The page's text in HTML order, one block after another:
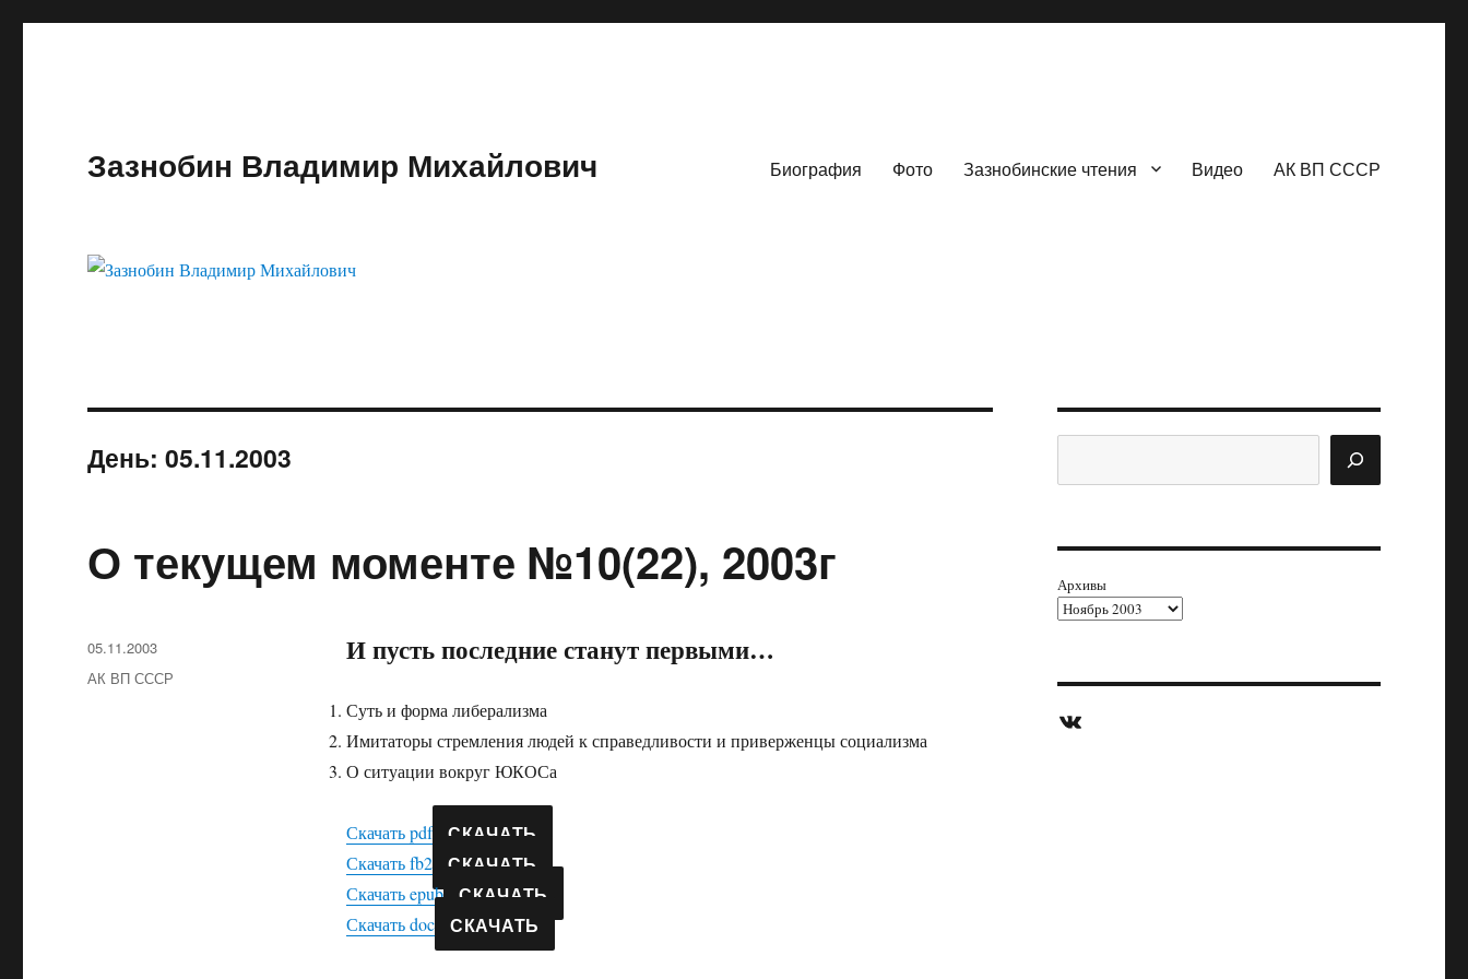
Зазнобин Владимир Михайлович Биография Фото Зазнобинские чтения Видео АК ВП СССР
День:05.11.2003
О текущем моменте №10(22), 2003г
И пусть последние станут первыми…
Суть и форма либерализма
Имитаторы стремления людей к справедливости и приверженцы социализма
О ситуации вокруг ЮКОСа
Скачать pdf СКАЧАТЬ
Скачать fb2 СКАЧАТЬ
Скачать epub СКАЧАТЬ
Скачать doc СКАЧАТЬ
Опубликовано
05.11.2003
Рубрики
АК ВП СССР
Архивы
ВКонтакте